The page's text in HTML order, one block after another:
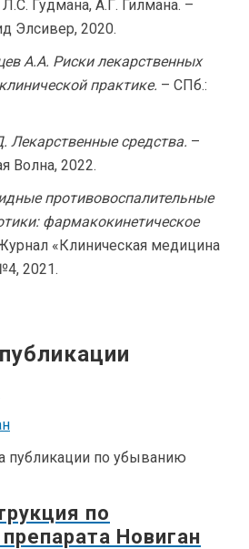
Гудмана, А.Г. Гилмана. –
Элсивер, 2020.
А.А. Риски лекарственных
практике. – СПб.:
средства. –
Волна, 2022.
противовоспалительные
фармакокинетическое
«Клиническая медицина
2021.
публикации по убыванию
по
Новиган